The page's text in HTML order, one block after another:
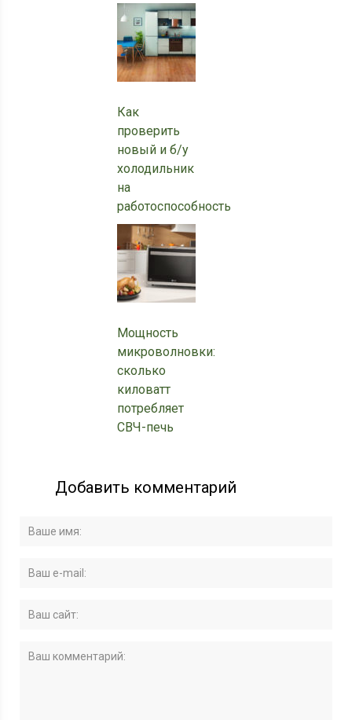
Как
проверить
новый и б/у
холодильник
на
работоспособность
Мощность
микроволновки:
сколько
киловатт
потребляет
СВЧ-печь
Добавить комментарий